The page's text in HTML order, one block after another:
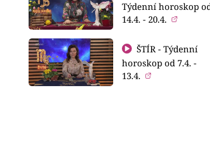
Týdenní horoskop
14.4. - 20.4.
ŠTÍR - Týdenní
horoskop od 7.4. -
13.4.